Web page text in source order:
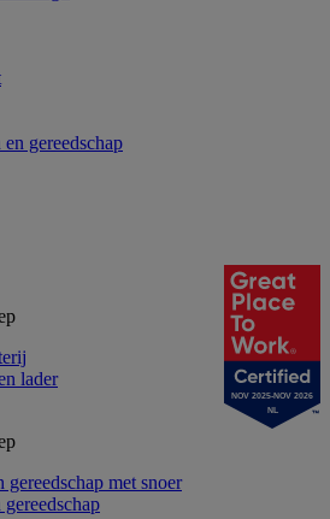
gereedschap
lader
met snoer
NOV 2025-NOV 2026
NL